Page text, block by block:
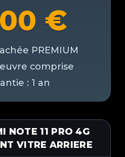
€
NOTE 11 PRO 4G
VITRE ARRIERE